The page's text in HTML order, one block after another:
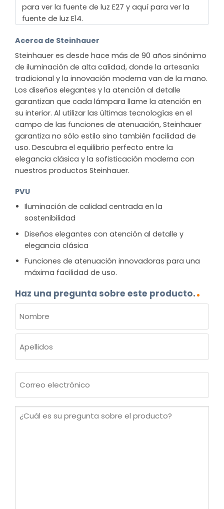
para ver la fuente de luz E27 y aquí para ver la
fuente de luz E14.
Acerca de Steinhauer
Steinhauer es desde hace más de 90 años sinónimo
de iluminación de alta calidad, donde la artesanía
tradicional y la innovación moderna van de la mano.
Los diseños elegantes y la atención al detalle
garantizan que cada lámpara llame la atención en
su interior. Al utilizar las últimas tecnologías en el
campo de las funciones de atenuación, Steinhauer
garantiza no sólo estilo sino también facilidad de
uso. Descubra el equilibrio perfecto entre la
elegancia clásica y la sofisticación moderna con
nuestros productos Steinhauer.
PVU
Iluminación de calidad centrada en la
sostenibilidad
Diseños elegantes con atención al detalle y
elegancia clásica
Funciones de atenuación innovadoras para una
máxima facilidad de uso.
Haz una pregunta sobre este producto.
(OBLIGATORIO)
Nombre
electrónico
¿Cuál